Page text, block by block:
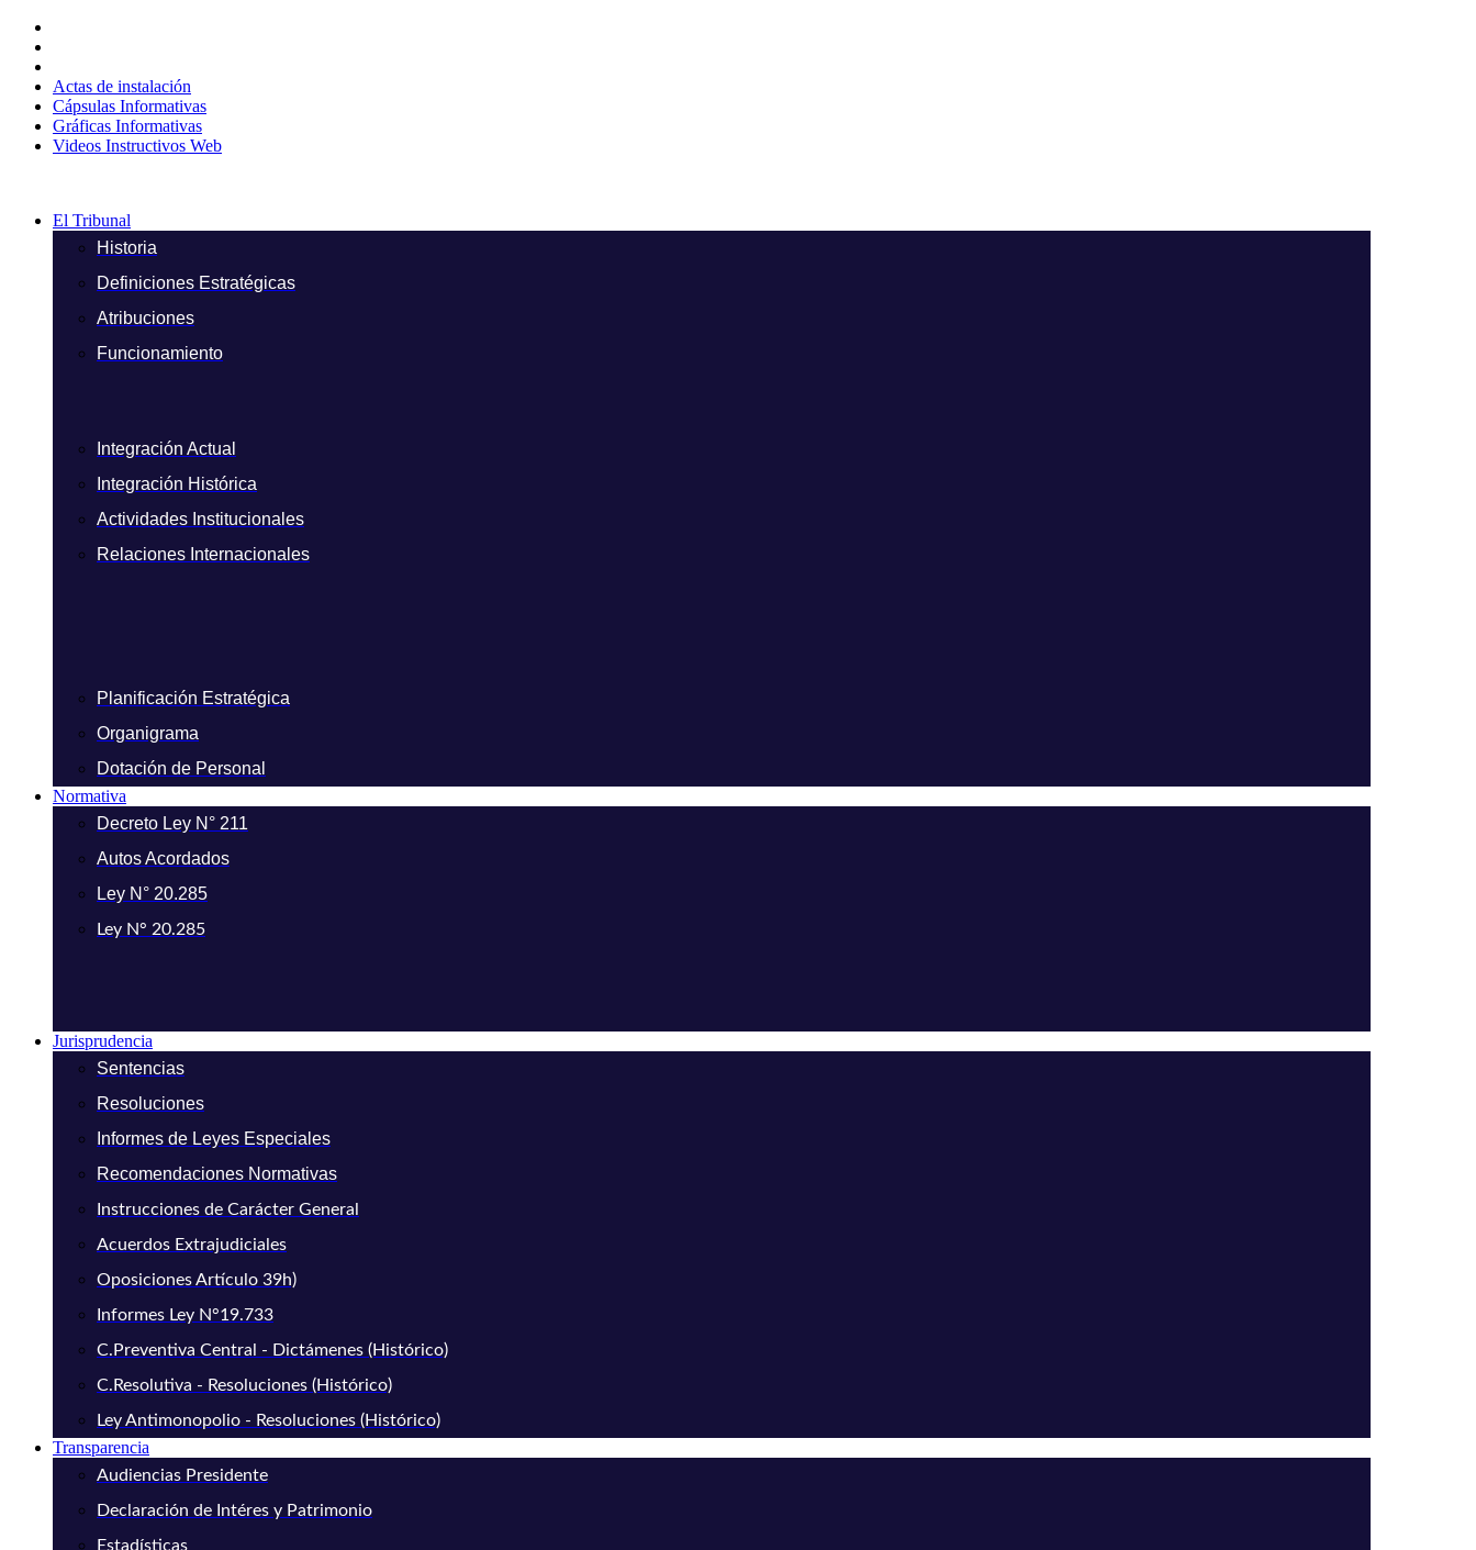
contenido
Actas de instalación
Cápsulas Informativas
Gráficas Informativas
Videos Instructivos Web
El Tribunal
Historia
Definiciones Estratégicas
Atribuciones
Funcionamiento
Integración Actual
Integración Histórica
Actividades Institucionales
Relaciones Internacionales
Planificación Estratégica
Organigrama
Dotación de Personal
Normativa
Decreto Ley N° 211
Autos Acordados
Ley N° 20.285
Ley N° 20.285
Jurisprudencia
Sentencias
Resoluciones
Informes de Leyes Especiales
Recomendaciones Normativas
Instrucciones de Carácter General
Acuerdos Extrajudiciales
Oposiciones Artículo 39h)
Informes Ley N°19.733
C.Preventiva Central - Dictámenes (Histórico)
C.Resolutiva - Resoluciones (Histórico)
Ley Antimonopolio - Resoluciones (Histórico)
Transparencia
Audiencias Presidente
Declaración de Intéres y Patrimonio
Estadísticas